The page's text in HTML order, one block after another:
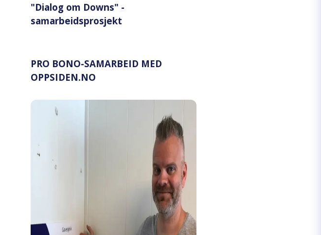
"Dialog om Downs" -
samarbeidsprosjekt
PRO BONO-SAMARBEID MED
OPPSIDEN.NO